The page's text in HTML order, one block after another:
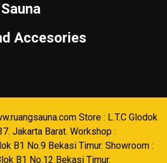
Accesories
Store : L.T.C Glodok
Jakarta Barat. Workshop :
B1 No.9 Bekasi Timur. Showroom :
B1 No.12 Bekasi Timur.